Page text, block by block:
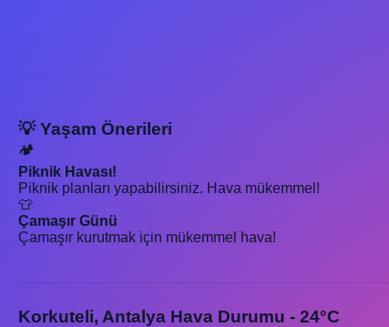
💡 Yaşam Önerileri
🏕️
Piknik Havası!
Piknik planları yapabilirsiniz. Hava mükemmel!
👕
Çamaşır Günü
Çamaşır kurutmak için mükemmel hava!
Korkuteli, Antalya Hava Durumu - 24°C